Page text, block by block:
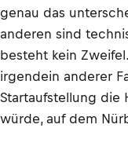
genau das
anderen sind
besteht kein
irgendein anderer
Startaufstellung die
würde, auf dem